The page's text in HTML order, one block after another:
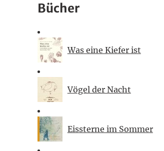
Bücher
Was eine Kiefer ist
Vögel der Nacht
Eissterne im Sommer
Rechte
Kontakt
English